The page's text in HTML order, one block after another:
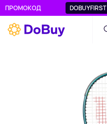
ПРОМОКОД DOBUYFIRST